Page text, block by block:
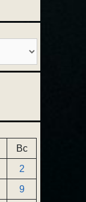
Вс
2
9